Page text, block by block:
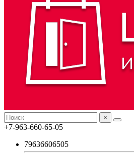
×
+7-963-660-65-05
79636606505